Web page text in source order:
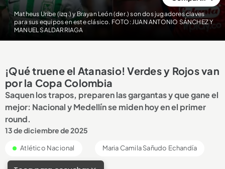
Matheus Uribe (izq.) y Brayan León (der.) son dos jugadores claves
para sus equipos en este clásico. FOTO: JUAN ANTONIO SÁNCHEZ Y
MANUEL SALDARRIAGA
¡Qué truene el Atanasio! Verdes y Rojos van
por la Copa Colombia
Saquen los trapos, preparen las gargantas y que gane el
mejor: Nacional y Medellín se miden hoy en el primer
round.
13 de diciembre de 2025
Atlético Nacional Maria Camila Sañudo Echandía